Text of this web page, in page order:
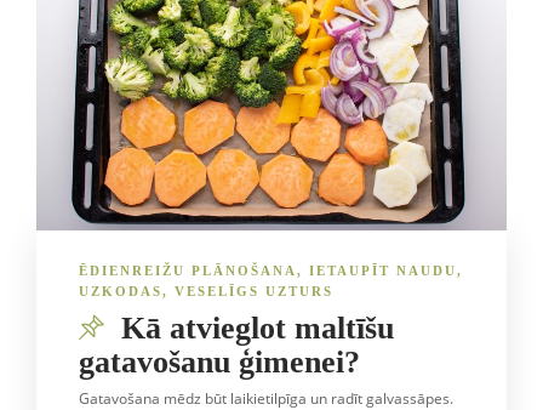
ĒDIENREIŽU PLĀNOŠANA , IETAUPĪT NAUDU,
UZKODAS, VESELĪGS UZTURS
Kā atvieglot maltīšu
gatavošanu ģimenei?
Gatavošana mēdz būt laikietilpīga un radīt galvassāpes.